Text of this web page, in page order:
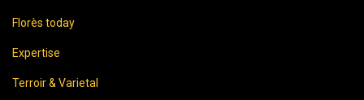
Florès today
Expertise
Terroir & Varietal